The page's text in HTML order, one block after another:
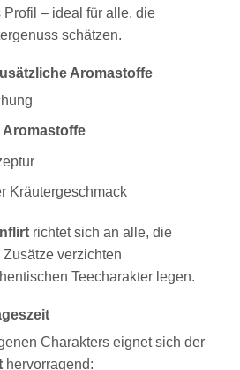
– ideal für alle, die
schätzen.
Aromastoffe
Aromastoffe
Kräutergeschmack
richtet sich an alle, die
verzichten
Teecharakter legen.
Charakters eignet sich der
hervorragend: